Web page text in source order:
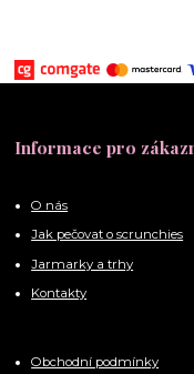
Informace pro
O nás
Jak pečovat o scrunchies
Jarmarky a trhy
Kontakty
Obchodní podmínky